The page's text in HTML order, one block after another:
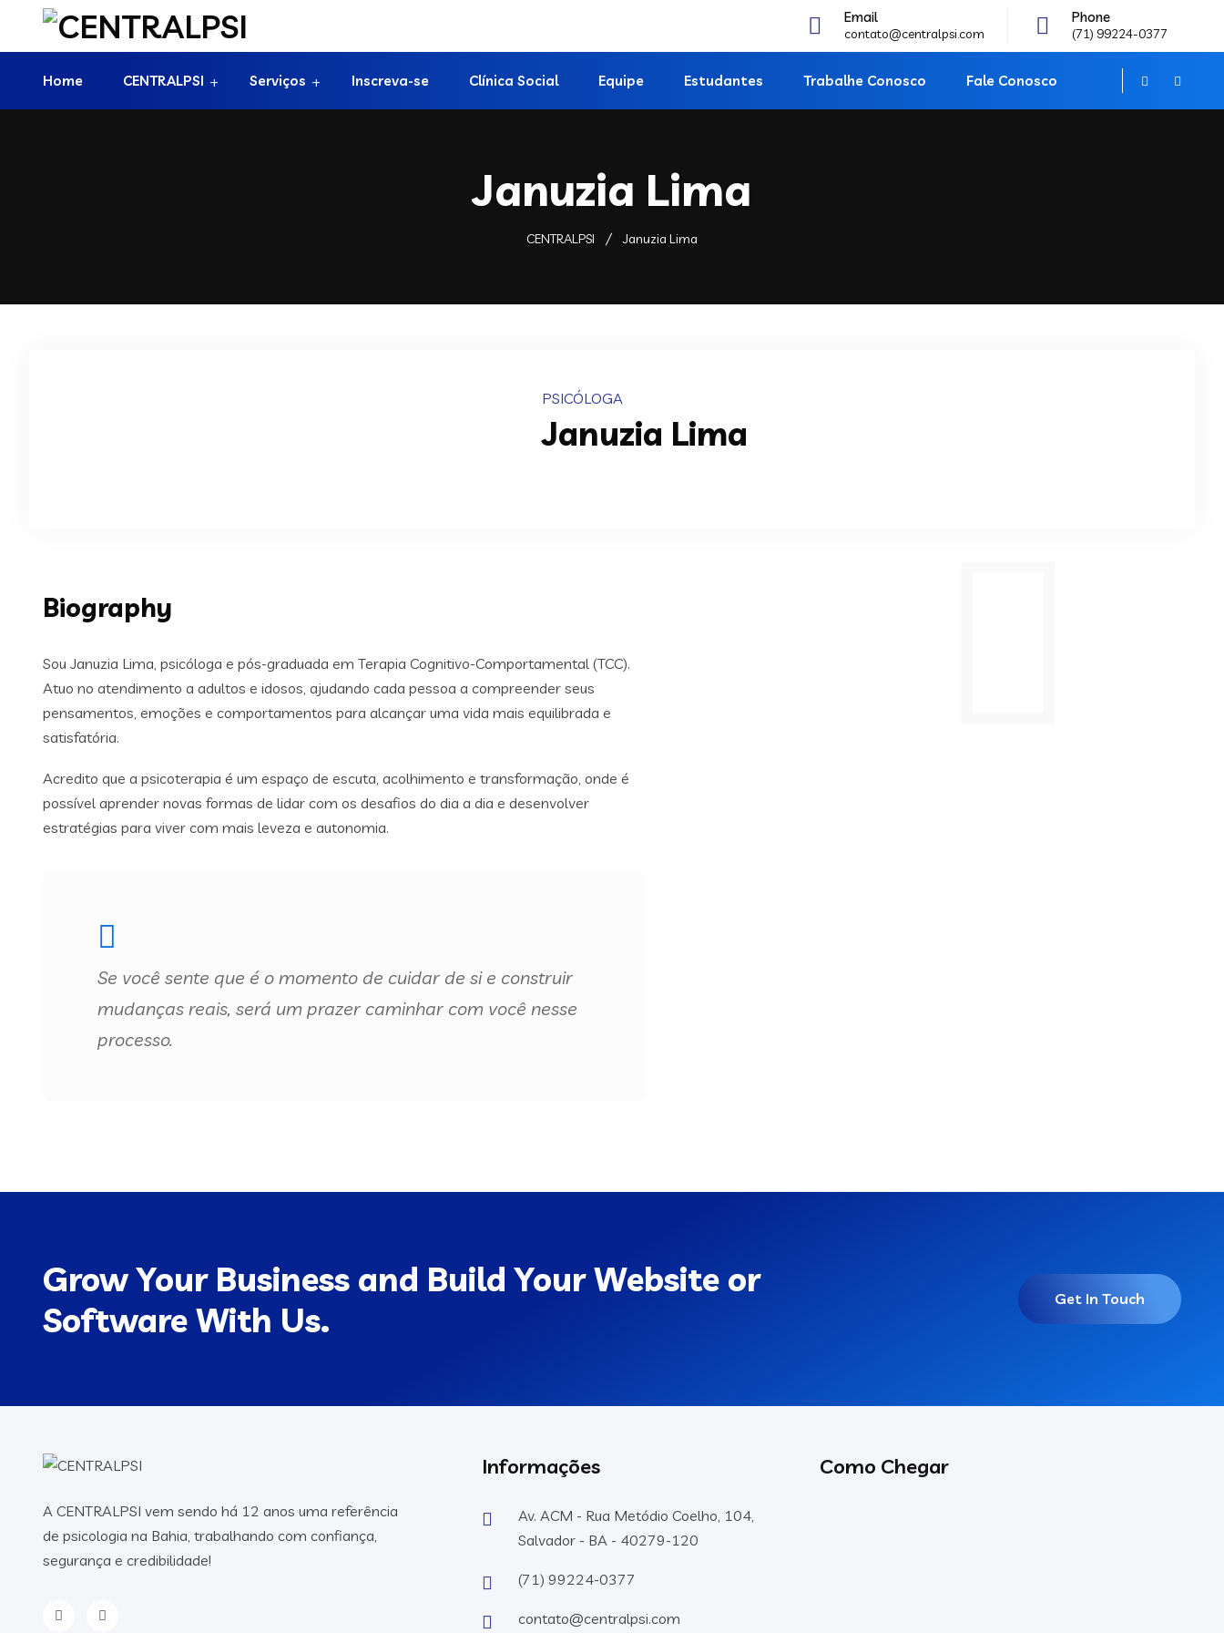
Email
contato@centralpsi.com
Phone
(71) 99224-0377
Home CENTRALPSI Serviços Inscreva-se Clínica Social Equipe Estudantes Trabalhe Conosco Fale Conosco
Januzia Lima
CENTRALPSI Januzia Lima
PSICÓLOGA
Januzia Lima
Biography
Sou Januzia Lima, psicóloga e pós-graduada em Terapia Cognitivo-Comportamental (TCC).
Atuo no atendimento a adultos e idosos, ajudando cada pessoa a compreender seus
pensamentos, emoções e comportamentos para alcançar uma vida mais equilibrada e
satisfatória.
Acredito que a psicoterapia é um espaço de escuta, acolhimento e transformação, onde é
possível aprender novas formas de lidar com os desafios do dia a dia e desenvolver
estratégias para viver com mais leveza e autonomia.
Se você sente que é o momento de cuidar de si e construir
mudanças reais, será um prazer caminhar com você nesse
processo.
Grow Your Business and Build Your Website or
Software With Us.
Get In Touch
A CENTRALPSI vem sendo há 12 anos uma referência
de psicologia na Bahia, trabalhando com confiança,
segurança e credibilidade!
Informações
Av. ACM - Rua Metódio Coelho, 104,
Salvador - BA - 40279-120
(71) 99224-0377
contato@centralpsi.com
Como Chegar